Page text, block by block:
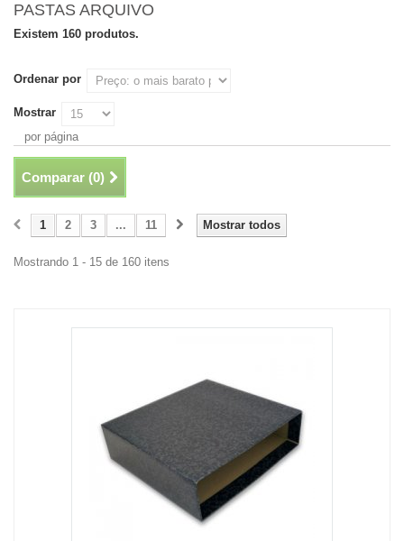
PASTAS ARQUIVO
Existem 160 produtos.
Ordenar por
Mostrar
por página
Comparar (0)
Mostrar todos
1 2 3 ... 11
Mostrando 1 - 15 de 160 itens